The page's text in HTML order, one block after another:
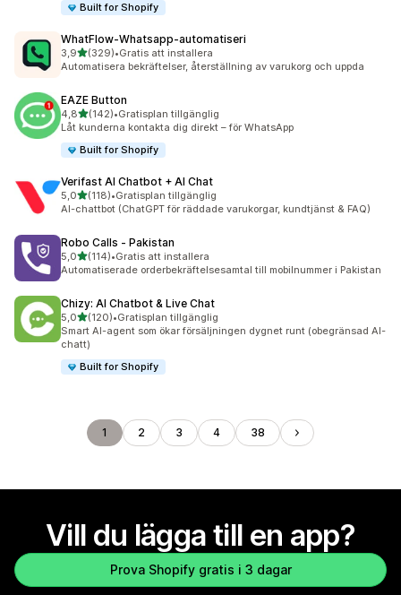
Built for Shopify
WhatFlow‑Whatsapp‑automatiseri
3,9av 5 stjärnor
(329)
329 recensioner totalt
•Gratis att installera
Automatisera bekräftelser, återställning av varukorg och uppda
EAZE Button
4,8av 5 stjärnor
(142)
142 recensioner totalt
•Gratisplan tillgänglig
Låt kunderna kontakta dig direkt – för WhatsApp
Built for Shopify
Verifast AI Chatbot + AI Chat
5,0av 5 stjärnor
(118)
118 recensioner totalt
•Gratisplan tillgänglig
AI-chattbot (ChatGPT för räddade varukorgar, kundtjänst & FAQ)
Robo Calls ‑ Pakistan
5,0av 5 stjärnor
(114)
114 recensioner totalt
•Gratis att installera
Automatiserade orderbekräftelsesamtal till mobilnummer i Pakistan
Chizy: AI Chatbot & Live Chat
5,0av 5 stjärnor
(120)
120 recensioner totalt
•Gratisplan tillgänglig
Smart AI-agent som ökar försäljningen dygnet runt (obegränsad AI-
chatt)
Built for Shopify
1 2 3 4 38
Vill du lägga till en app?
Prova Shopify gratis i 3 dagar